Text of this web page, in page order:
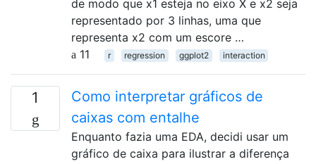
de modo que x1 esteja no eixo X e x2 seja
representado por 3 linhas, uma que
representa x2 com um escore …
11
r regression ggplot2 interaction
1
Como interpretar gráficos de
caixas com entalhe
Enquanto fazia uma EDA, decidi usar um
gráfico de caixa para ilustrar a diferença